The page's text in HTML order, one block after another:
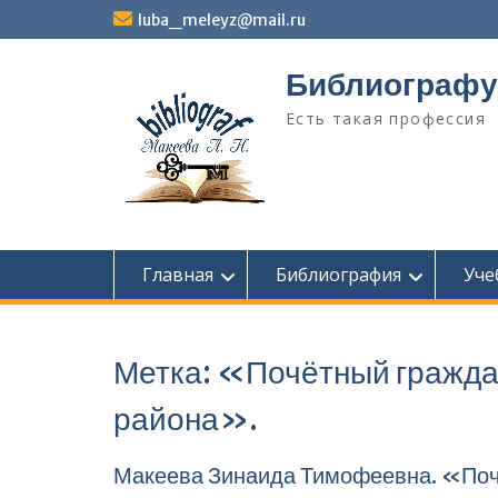
к
luba_meleyz@mail.ru
Есть такая профессия
Главная Библиография
Метка: «Почётный
района».
Макеева Зинаида Тимофеевна.